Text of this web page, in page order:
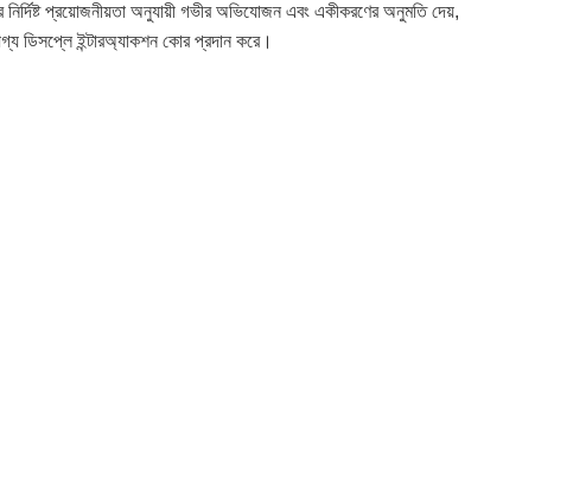
প্রয়োজনীয়তা অনুযায়ী গভীর অভিযোজন এবং একীকরণের অনুমতি দেয়,
ডিসপ্লে ইন্টারঅ্যাকশন কোর প্রদান করে।